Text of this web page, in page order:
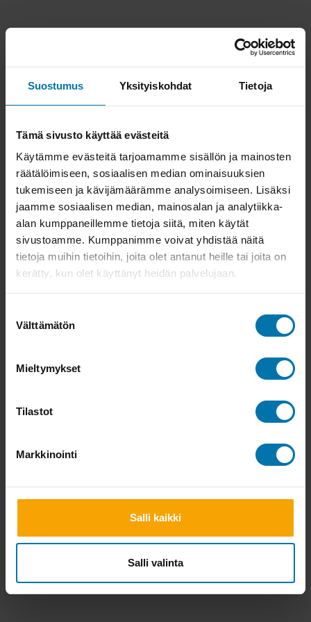
Suostumus Yksityiskohdat Tietoja
Tämä sivusto käyttää evästeitä
Käytämme evästeitä tarjoamamme sisällön ja mainosten
räätälöimiseen, sosiaalisen median ominaisuuksien
tukemiseen ja kävijämäärämme analysoimiseen. Lisäksi
jaamme sosiaalisen median, mainosalan ja analytiikka-
alan kumppaneillemme tietoja siitä, miten käytät
sivustoamme. Kumppanimme voivat yhdistää näitä
tietoja muihin tietoihin, joita olet antanut heille tai joita on
kerätty, kun olet käyttänyt heidän palvelujaan.
valinta
Välttämätön
Mieltymykset
Tilastot
Markkinointi
Salli kaikki
Salli valinta